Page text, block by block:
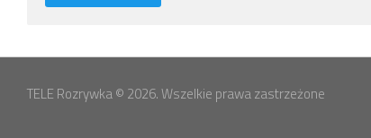
TELE Rozrywka © 2026. Wszelkie prawa zastrzeżone